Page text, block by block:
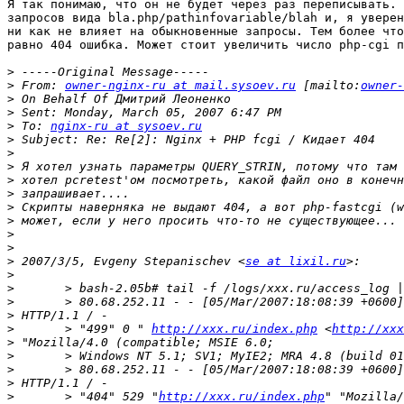
Я так понимаю, что он не будет через раз переписывать.
запросов вида bla.php/pathinfovariable/blah и, я уверен
ни как не влияет на обыкновенные запросы. Тем более
равно 404 ошибка. Может стоит увеличить число php-cgi
>
> From: owner-nginx-ru at mail.sysoev.ru [mailto:
>
>
> To: nginx-ru at sysoev.ru
>
>
>
>
>
>
>
>
>
> 2007/3/5, Evgeny Stepanischev <se at lixil.ru
>
>
>
>
>
> "499" 0 " http://xxx.ru/index.php <http://
>
>
>
>
>
> "404" 529 "http://xxx.ru/index.php